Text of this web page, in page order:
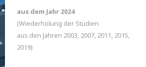
aus dem Jahr 2024
(Wiederholung der Studien
aus den Jahren 2003, 2007, 2011, 2015,
2019)